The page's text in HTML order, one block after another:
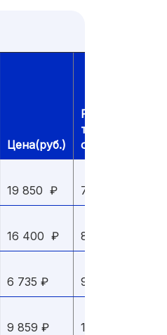
Цена(руб.)
Рейтинг
технического
оснащения
19 850 ₽ 7,8
16 400 ₽ 8,2
6 735 ₽ 9,3
9 859 ₽ 10,0